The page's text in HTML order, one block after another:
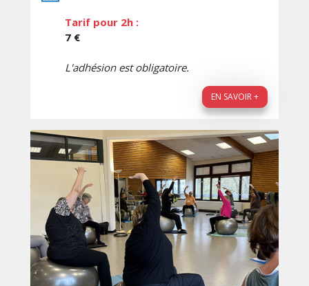
Tarif pour 2h :
7 €
L'adhésion est obligatoire.
EN SAVOIR +